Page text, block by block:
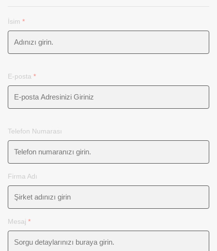
İsim *
E-posta *
Telefon Numarası
Firma Adı
Mesaj *